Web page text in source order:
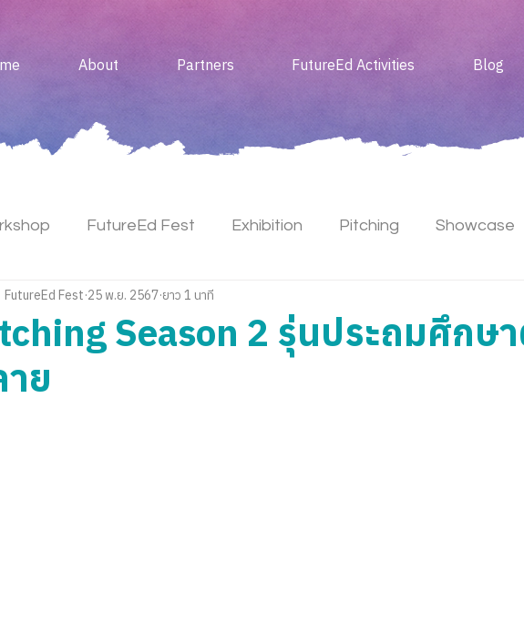
About Partners FutureEd Activities Blog
FutureEd Fest Exhibition Pitching Showcase
Maker Fest Meet Up
Season 2 รุ่นประถมศึกษ
ย
FutureEd Fest 25 พ.ย. 2567 ยาว 1 นาที